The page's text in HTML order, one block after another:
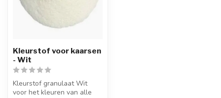
Kleurstof voor kaarsen
- Wit
Kleurstof granulaat Wit
voor het kleuren van alle